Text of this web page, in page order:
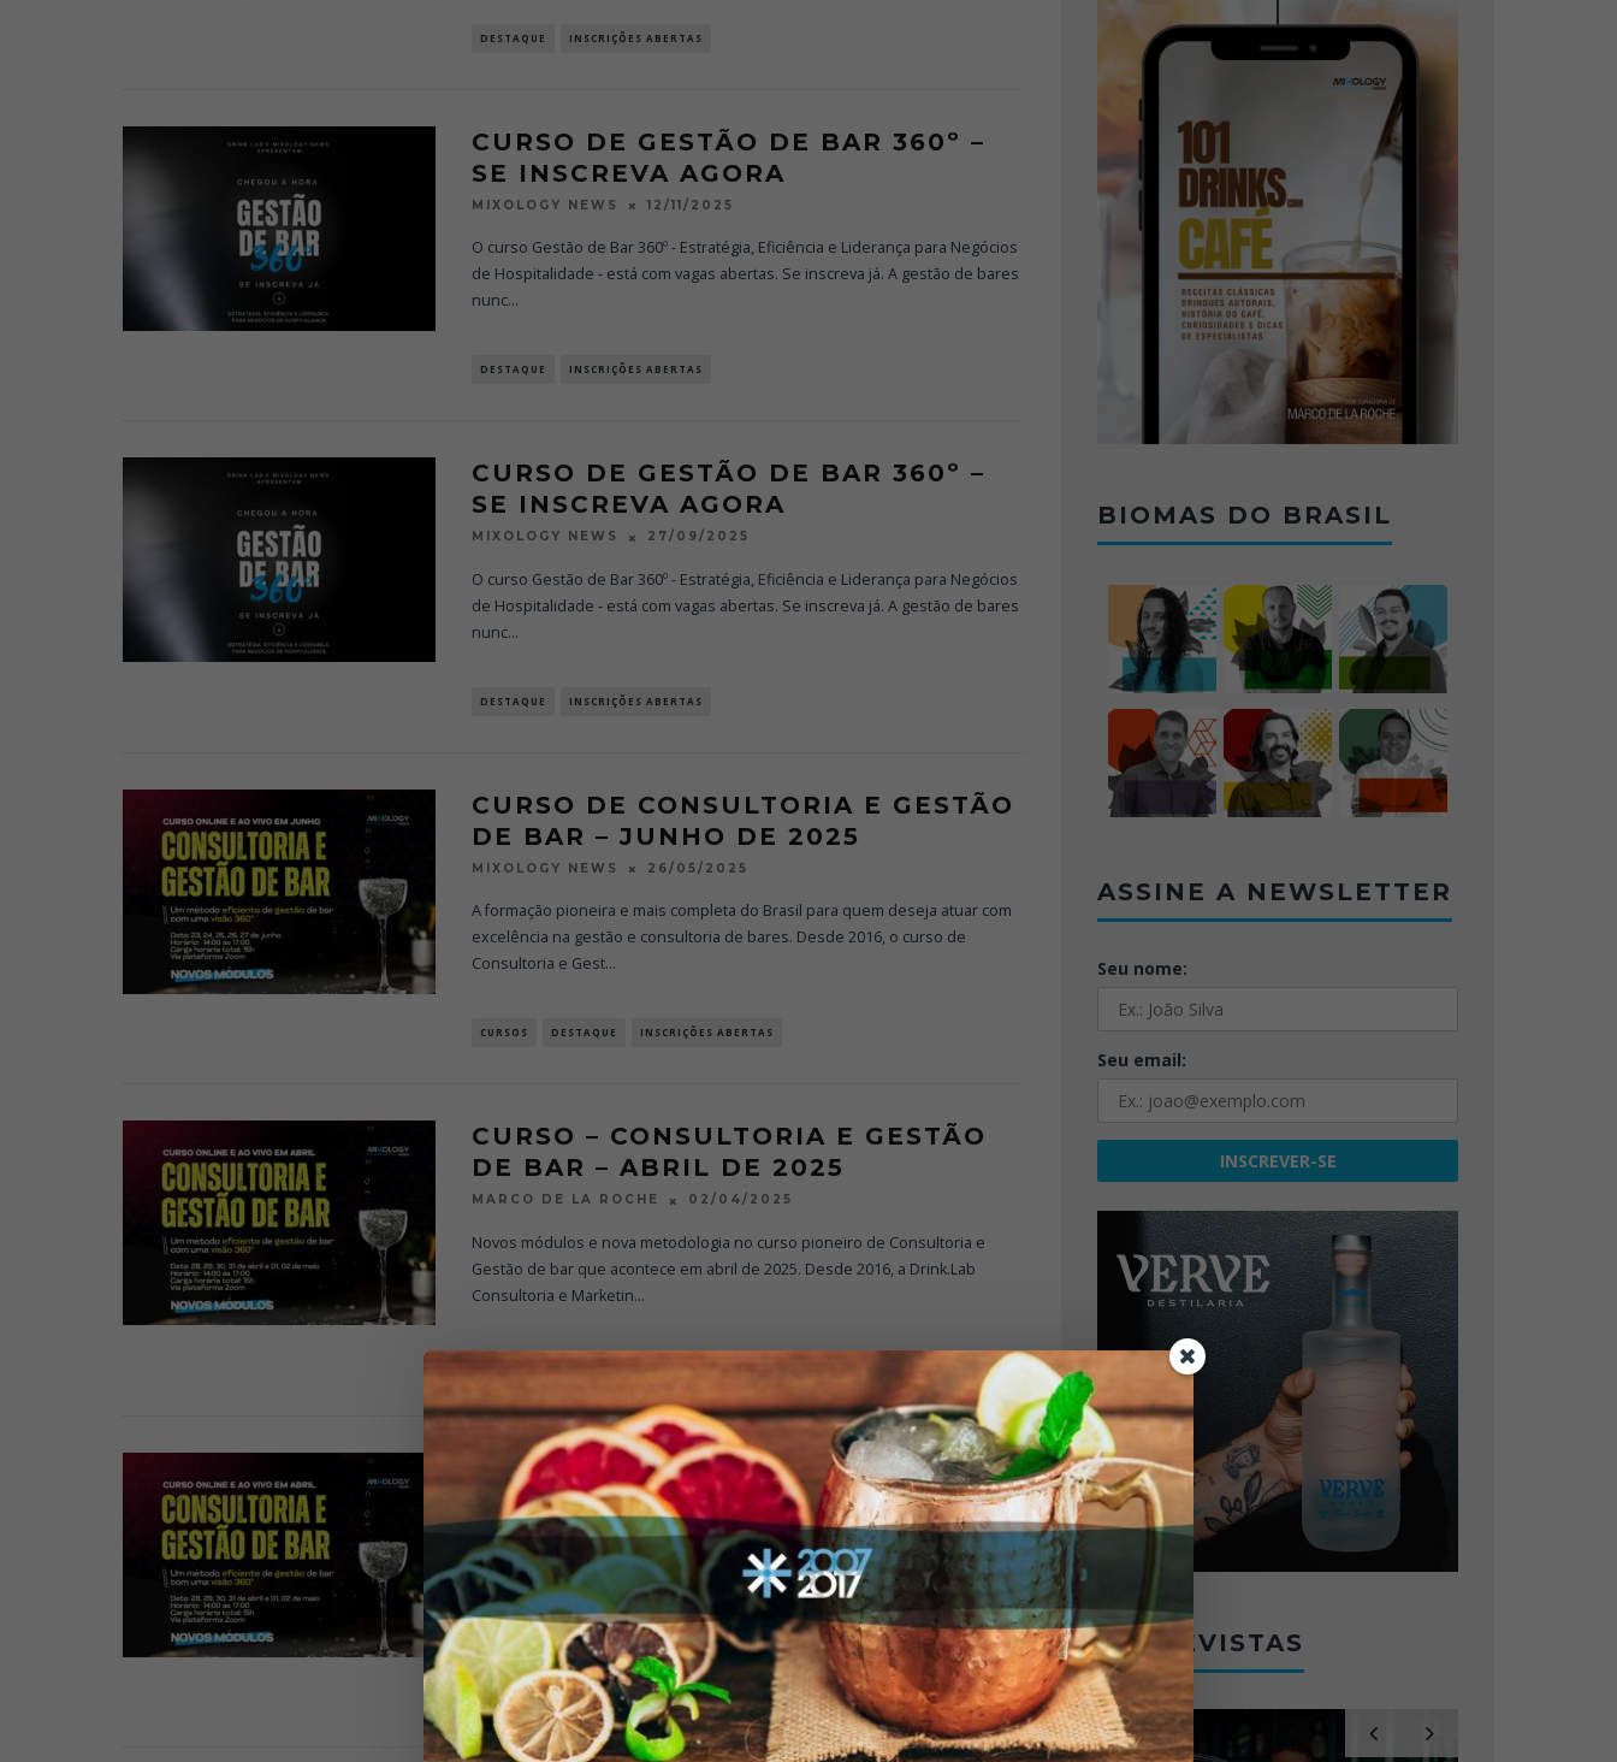
DESTAQUE INSCRIÇÕES ABERTAS
CURSO DE GESTÃO DE BAR 360º –
SE INSCREVA AGORA
MIXOLOGY NEWS 12/11/2025
O curso Gestão de Bar 360º - Estratégia, Eficiência e Liderança para Negócios
de Hospitalidade - está com vagas abertas. Se inscreva já. A gestão de bares
nunc...
DESTAQUE INSCRIÇÕES ABERTAS
CURSO DE GESTÃO DE BAR 360º –
SE INSCREVA AGORA
MIXOLOGY NEWS 27/09/2025
O curso Gestão de Bar 360º - Estratégia, Eficiência e Liderança para Negócios
de Hospitalidade - está com vagas abertas. Se inscreva já. A gestão de bares
nunc...
DESTAQUE INSCRIÇÕES ABERTAS
CURSO DE CONSULTORIA E GESTÃO
DE BAR – JUNHO DE 2025
MIXOLOGY NEWS 26/05/2025
A formação pioneira e mais completa do Brasil para quem deseja atuar com
excelência na gestão e consultoria de bares. Desde 2016, o curso de
Consultoria e Gest...
CURSOS DESTAQUE INSCRIÇÕES ABERTAS
CURSO – CONSULTORIA E GESTÃO
DE BAR – ABRIL DE 2025
MARCO DE LA ROCHE 02/04/2025
Novos módulos e nova metodologia no curso pioneiro de Consultoria e
Gestão de bar que acontece em abril de 2025. Desde 2016, a Drink.Lab
Consultoria e Marketin...
INSCRIÇÕES ABERTAS
CURSO – CONSULTORIA E GESTÃO
DE BAR – ABRIL DE 2025
MIXOLOGY NEWS 01/04/2025
Novos módulos e nova metodologia no curso pioneiro de Consultoria e
Gestão de bar que acontece em abril de 2025. Desde 2016, a Drink.Lab
Consultoria e Marketin...
MIXOLOGIA
BIOMAS DO BRASIL
ASSINE A NEWSLETTER
Seu nome:
Seu email:
ENTREVISTAS